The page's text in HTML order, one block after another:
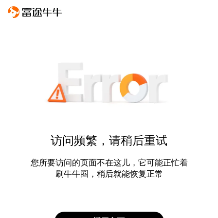
访问频繁，请稍后重试
您所要访问的页面不在这儿，它可能正忙着
刷牛牛圈，稍后就能恢复正常